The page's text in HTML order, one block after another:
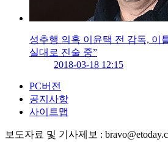
성추행 의혹 이윤택 전 감독, 이
실대로 진술 중”
2018-03-18 12:15
PC버전
공지사항
사이트맵
보도자료 및 기사제보 :